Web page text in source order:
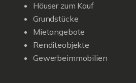
Häuser zum Kauf
Grundstücke
Mietangebote
Renditeobjekte
Gewerbeimmobilien